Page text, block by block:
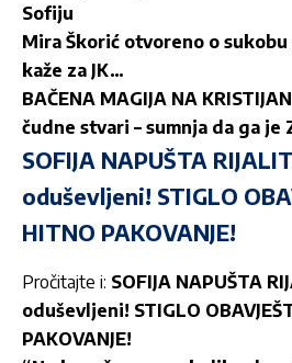
Sofiju
Mira Škorić otvoreno o sukobu
kaže za JK…
BAČENA MAGIJA NA
čudne stvari – sumnja da ga je
SOFIJA NAPUŠTA
oduševljeni! STIGLO
HITNO PAKOVANJE!
Pročitajte i: SOFIJA NAPUŠTA
oduševljeni! STIGLO
PAKOVANJE!